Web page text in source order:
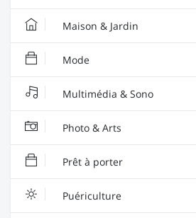
Maison & Jardin
Mode
Multimédia & Sono
Photo & Arts
Prêt à porter
Puériculture